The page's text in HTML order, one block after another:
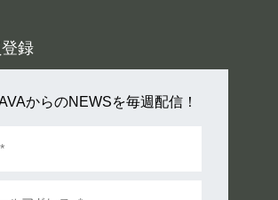
録
からのNEWSを毎週配信！